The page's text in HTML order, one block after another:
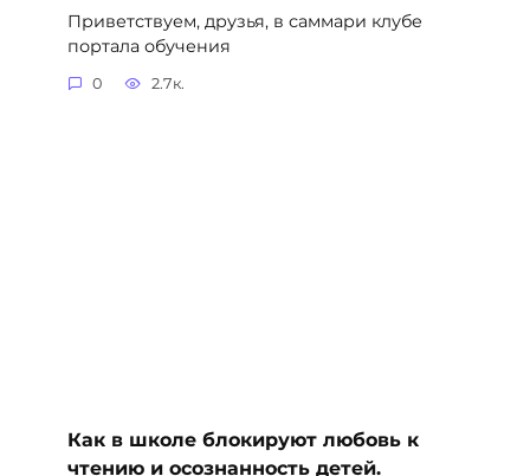
Приветствуем, друзья, в саммари клубе
портала обучения
0 2.7к.
Как в школе блокируют любовь к
чтению и осознанность детей.